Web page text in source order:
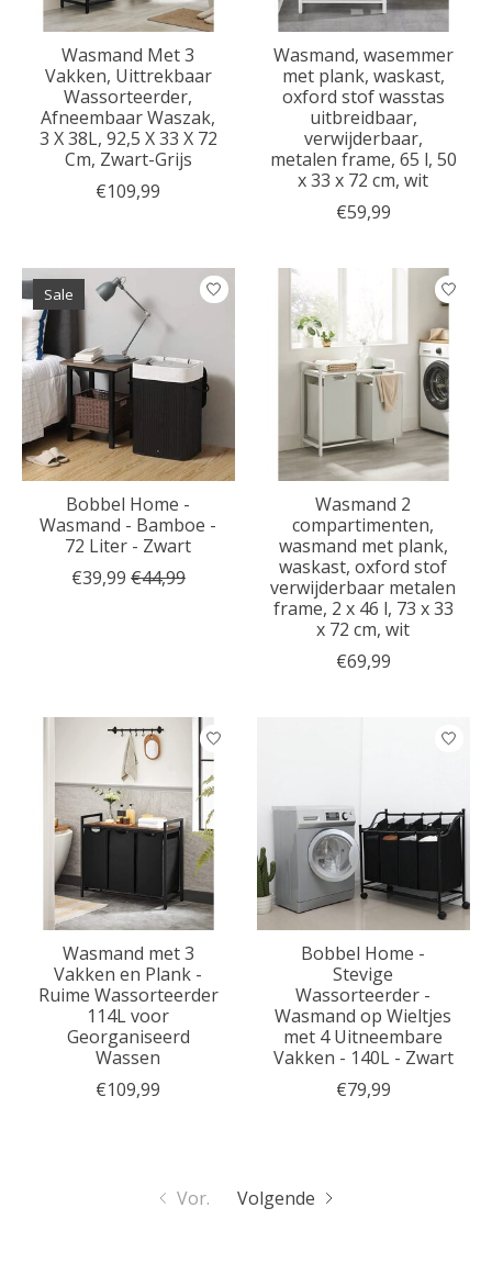
Wasmand Met 3
Vakken, Uittrekbaar
Wassorteerder,
Afneembaar Waszak,
3 X 38L, 92,5 X 33 X 72
Cm, Zwart-Grijs
€109,99
Wasmand, wasemmer
met plank, waskast,
oxford stof wasstas
uitbreidbaar,
verwijderbaar,
metalen frame, 65 l, 50
x 33 x 72 cm, wit
€59,99
Sale
Bobbel Home -
Wasmand - Bamboe -
72 Liter - Zwart
€39,99 €44,99
Wasmand 2
compartimenten,
wasmand met plank,
waskast, oxford stof
verwijderbaar metalen
frame, 2 x 46 l, 73 x 33
x 72 cm, wit
€69,99
Wasmand met 3
Vakken en Plank -
Ruime Wassorteerder
114L voor
Georganiseerd
Wassen
€109,99
Bobbel Home -
Stevige
Wassorteerder -
Wasmand op Wieltjes
met 4 Uitneembare
Vakken - 140L - Zwart
€79,99
Vor. Volgende